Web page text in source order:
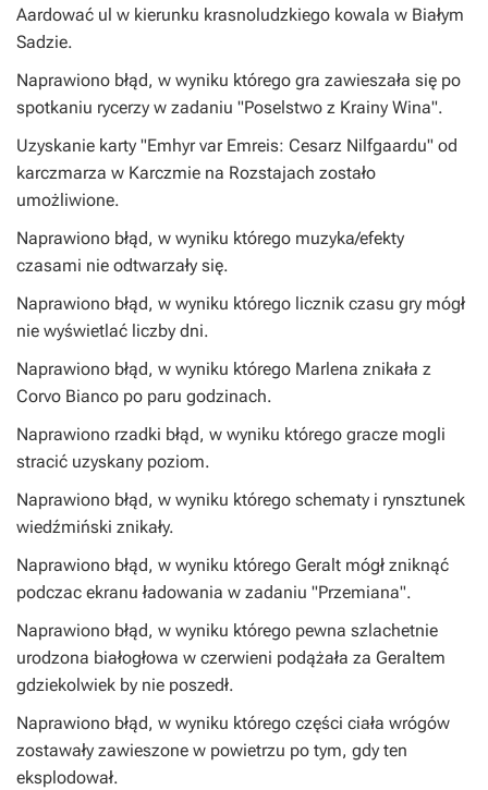
Aardować ul w kierunku krasnoludzkiego kowala w Białym
Sadzie.
Naprawiono błąd, w wyniku którego gra zawieszała się po
spotkaniu rycerzy w zadaniu "Poselstwo z Krainy Wina".
Uzyskanie karty "Emhyr var Emreis: Cesarz Nilfgaardu" od
karczmarza w Karczmie na Rozstajach zostało
umożliwione.
Naprawiono błąd, w wyniku którego muzyka/efekty
czasami nie odtwarzały się.
Naprawiono błąd, w wyniku którego licznik czasu gry mógł
nie wyświetlać liczby dni.
Naprawiono błąd, w wyniku którego Marlena znikała z
Corvo Bianco po paru godzinach.
Naprawiono rzadki błąd, w wyniku którego gracze mogli
stracić uzyskany poziom.
Naprawiono błąd, w wyniku którego schematy i rynsztunek
wiedźmiński znikały.
Naprawiono błąd, w wyniku którego Geralt mógł zniknąć
podczac ekranu ładowania w zadaniu "Przemiana".
Naprawiono błąd, w wyniku którego pewna szlachetnie
urodzona białogłowa w czerwieni podążała za Geraltem
gdziekolwiek by nie poszedł.
Naprawiono błąd, w wyniku którego części ciała wrógów
zostawały zawieszone w powietrzu po tym, gdy ten
eksplodował.